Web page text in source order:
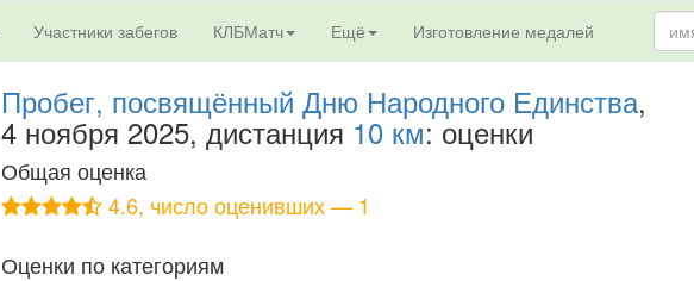
Участники забегов КЛБМатч Ещё Изготовление медалей
Пробег, посвящённый Дню Народного Единства,
4 ноября 2025, дистанция 10 км: оценки
Общая оценка
4.6, число оценивших — 1
Оценки по категориям